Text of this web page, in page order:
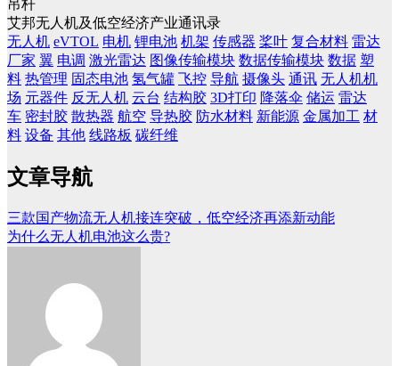
艾邦无人机及低空经济产业通讯录
无人机 eVTOL 电机 锂电池 机架 传感器 桨叶 复合材料 雷达
厂家 翼 电调 激光雷达 图像传输模块 数据传输模块 数据 塑
料 热管理 固态电池 氢气罐 飞控 导航 摄像头 通讯 无人机机
场 元器件 反无人机 云台 结构胶 3D打印 降落伞 储运 雷达
车 密封胶 散热器 航空 导热胶 防水材料 新能源 金属加工 材
料 设备 其他 线路板 碳纤维
文章导航
三款国产物流无人机接连突破，低空经济再添新动能
为什么无人机电池这么贵?